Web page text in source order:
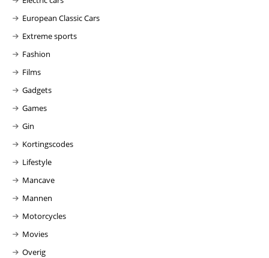
European Classic Cars
Extreme sports
Fashion
Films
Gadgets
Games
Gin
Kortingscodes
Lifestyle
Mancave
Mannen
Motorcycles
Movies
Overig